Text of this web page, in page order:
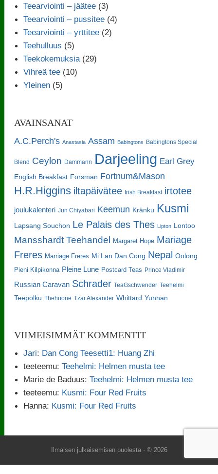
Teearviointi – jäätee (3)
Teearviointi – pussitee (4)
Teearviointi – yrttitee (2)
Teehulluus (5)
Teekokemuksia (29)
Vihreä tee (10)
Yleinen (5)
AVAINSANAT
A.C.Perch's Anastasia Assam Babingtons Babingtons Special
Blend Ceylon Dammann Darjeeling Earl Grey
English Breakfast Forsman Fortnum&Mason
H.R.Higgins iltapäivätee Irish Breakfast irtotee
joulukalenteri Jun Chiyabari Keemun Kränku Kusmi
Lapsang Souchon Le Palais des Thes Lipton Lontoo
Mansshardt Teehandel Margaret Hope Mariage
Freres Marriage Freres Mi Lan Dan Cong Nepal Oolong
Pieni Kilpikonna Pleine Lune Postcard Teas Prince Vladimir
Russian Caravan Schrader TeaGschwender Teehelmi
Teepolku Thehuone Tzar Alexander Whittard Yunnan
VIIMEISIMMÄT KOMMENTIT
Jari: Dan Cong Teesetti1: Huang Zhi
teeteemu:Teehelmi: Helmen musta tee
Marie de Baduus:Teehelmi: Helmen musta tee
teeteemu: Kusmi: Four Red Fruits
Hanna: Kusmi: Four Red Fruits
Ilmaisen julkaisemisen puolesta · © 2026